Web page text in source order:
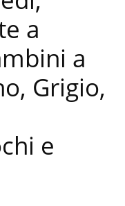
a
a
Grigio,
e